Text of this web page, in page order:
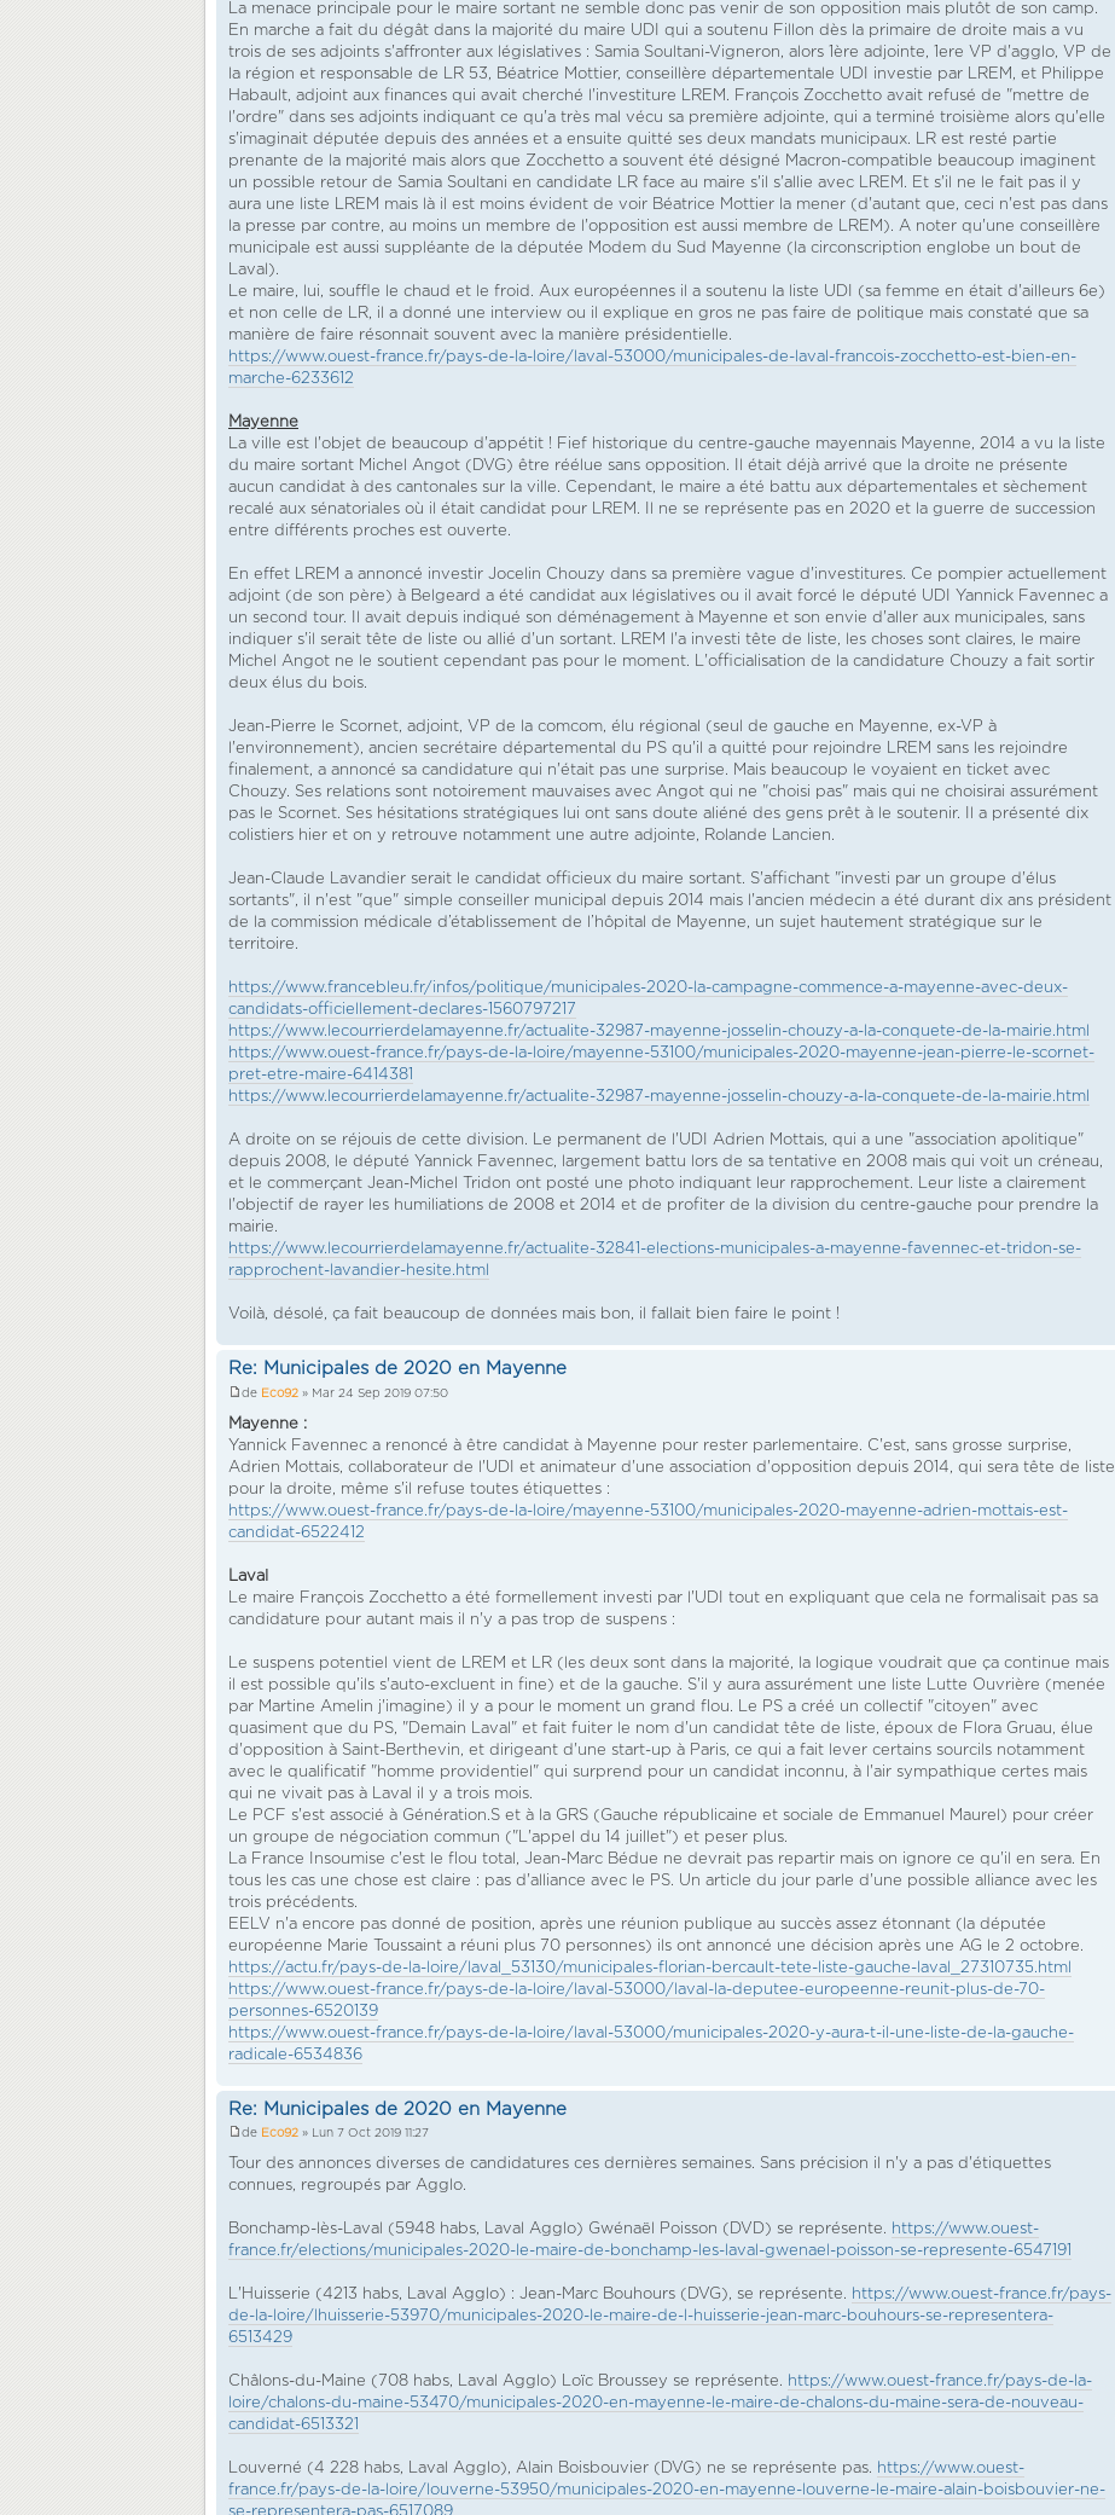
La menace principale pour le maire sortant ne semble donc pas venir de son opposition mais plutôt de son camp.
En marche a fait du dégât dans la majorité du maire UDI qui a soutenu Fillon dès la primaire de droite mais a vu
trois de ses adjoints s'affronter aux législatives : Samia Soultani-Vigneron, alors 1ère adjointe, 1ere VP d'agglo, VP de
la région et responsable de LR 53, Béatrice Mottier, conseillère départementale UDI investie par LREM, et Philippe
Habault, adjoint aux finances qui avait cherché l'investiture LREM. François Zocchetto avait refusé de "mettre de
l'ordre" dans ses adjoints indiquant ce qu'a très mal vécu sa première adjointe, qui a terminé troisième alors qu'elle
s'imaginait députée depuis des années et a ensuite quitté ses deux mandats municipaux. LR est resté partie
prenante de la majorité mais alors que Zocchetto a souvent été désigné Macron-compatible beaucoup imaginent
un possible retour de Samia Soultani en candidate LR face au maire s'il s'allie avec LREM. Et s'il ne le fait pas il y
aura une liste LREM mais là il est moins évident de voir Béatrice Mottier la mener (d'autant que, ceci n'est pas dans
la presse par contre, au moins un membre de l'opposition est aussi membre de LREM). A noter qu'une conseillère
municipale est aussi suppléante de la députée Modem du Sud Mayenne (la circonscription englobe un bout de
Laval).
Le maire, lui, souffle le chaud et le froid. Aux européennes il a soutenu la liste UDI (sa femme en était d'ailleurs 6e)
et non celle de LR, il a donné une interview ou il explique en gros ne pas faire de politique mais constaté que sa
manière de faire résonnait souvent avec la manière présidentielle.
https://www.ouest-france.fr/pays-de-la-loire/laval-53000/municipales-de-laval-francois-zocchetto-est-bien-en-
marche-6233612
Mayenne
La ville est l'objet de beaucoup d'appétit ! Fief historique du centre-gauche mayennais Mayenne, 2014 a vu la liste
du maire sortant Michel Angot (DVG) être réélue sans opposition. Il était déjà arrivé que la droite ne présente
aucun candidat à des cantonales sur la ville. Cependant, le maire a été battu aux départementales et sèchement
recalé aux sénatoriales où il était candidat pour LREM. Il ne se représente pas en 2020 et la guerre de succession
entre différents proches est ouverte.
En effet LREM a annoncé investir Jocelin Chouzy dans sa première vague d'investitures. Ce pompier actuellement
adjoint (de son père) à Belgeard a été candidat aux législatives ou il avait forcé le député UDI Yannick Favennec a
un second tour. Il avait depuis indiqué son déménagement à Mayenne et son envie d'aller aux municipales, sans
indiquer s'il serait tête de liste ou allié d'un sortant. LREM l'a investi tête de liste, les choses sont claires, le maire
Michel Angot ne le soutient cependant pas pour le moment. L'officialisation de la candidature Chouzy a fait sortir
deux élus du bois.
Jean-Pierre le Scornet, adjoint, VP de la comcom, élu régional (seul de gauche en Mayenne, ex-VP à
l'environnement), ancien secrétaire départemental du PS qu'il a quitté pour rejoindre LREM sans les rejoindre
finalement, a annoncé sa candidature qui n'était pas une surprise. Mais beaucoup le voyaient en ticket avec
Chouzy. Ses relations sont notoirement mauvaises avec Angot qui ne "choisi pas" mais qui ne choisirai assurément
pas le Scornet. Ses hésitations stratégiques lui ont sans doute aliéné des gens prêt à le soutenir. Il a présenté dix
colistiers hier et on y retrouve notamment une autre adjointe, Rolande Lancien.
Jean-Claude Lavandier serait le candidat officieux du maire sortant. S'affichant "investi par un groupe d'élus
sortants", il n'est "que" simple conseiller municipal depuis 2014 mais l'ancien médecin a été durant dix ans président
de la commission médicale d’établissement de l’hôpital de Mayenne, un sujet hautement stratégique sur le
territoire.
https://www.francebleu.fr/infos/politique/municipales-2020-la-campagne-commence-a-mayenne-avec-deux-
candidats-officiellement-declares-1560797217
https://www.lecourrierdelamayenne.fr/actualite-32987-mayenne-josselin-chouzy-a-la-conquete-de-la-mairie.html
https://www.ouest-france.fr/pays-de-la-loire/mayenne-53100/municipales-2020-mayenne-jean-pierre-le-scornet-
pret-etre-maire-6414381
https://www.lecourrierdelamayenne.fr/actualite-32987-mayenne-josselin-chouzy-a-la-conquete-de-la-mairie.html
A droite on se réjouis de cette division. Le permanent de l'UDI Adrien Mottais, qui a une "association apolitique"
depuis 2008, le député Yannick Favennec, largement battu lors de sa tentative en 2008 mais qui voit un créneau,
et le commerçant Jean-Michel Tridon ont posté une photo indiquant leur rapprochement. Leur liste a clairement
l'objectif de rayer les humiliations de 2008 et 2014 et de profiter de la division du centre-gauche pour prendre la
mairie.
https://www.lecourrierdelamayenne.fr/actualite-32841-elections-municipales-a-mayenne-favennec-et-tridon-se-
rapprochent-lavandier-hesite.html
Voilà, désolé, ça fait beaucoup de données mais bon, il fallait bien faire le point !
Re: Municipales de 2020 en Mayenne
de Eco92 » Mar 24 Sep 2019 07:50
Mayenne :
Yannick Favennec a renoncé à être candidat à Mayenne pour rester parlementaire. C'est, sans grosse surprise,
Adrien Mottais, collaborateur de l'UDI et animateur d'une association d'opposition depuis 2014, qui sera tête de liste
pour la droite, même s'il refuse toutes étiquettes :
https://www.ouest-france.fr/pays-de-la-loire/mayenne-53100/municipales-2020-mayenne-adrien-mottais-est-
candidat-6522412
Laval
Le maire François Zocchetto a été formellement investi par l'UDI tout en expliquant que cela ne formalisait pas sa
candidature pour autant mais il n'y a pas trop de suspens :
Le suspens potentiel vient de LREM et LR (les deux sont dans la majorité, la logique voudrait que ça continue mais
il est possible qu'ils s'auto-excluent in fine) et de la gauche. S'il y aura assurément une liste Lutte Ouvrière (menée
par Martine Amelin j'imagine) il y a pour le moment un grand flou. Le PS a créé un collectif "citoyen" avec
quasiment que du PS, "Demain Laval" et fait fuiter le nom d'un candidat tête de liste, époux de Flora Gruau, élue
d'opposition à Saint-Berthevin, et dirigeant d'une start-up à Paris, ce qui a fait lever certains sourcils notamment
avec le qualificatif "homme providentiel" qui surprend pour un candidat inconnu, à l'air sympathique certes mais
qui ne vivait pas à Laval il y a trois mois.
Le PCF s'est associé à Génération.S et à la GRS (Gauche républicaine et sociale de Emmanuel Maurel) pour créer
un groupe de négociation commun ("L'appel du 14 juillet") et peser plus.
La France Insoumise c'est le flou total, Jean-Marc Bédue ne devrait pas repartir mais on ignore ce qu'il en sera. En
tous les cas une chose est claire : pas d'alliance avec le PS. Un article du jour parle d'une possible alliance avec les
trois précédents.
EELV n'a encore pas donné de position, après une réunion publique au succès assez étonnant (la députée
européenne Marie Toussaint a réuni plus 70 personnes) ils ont annoncé une décision après une AG le 2 octobre.
https://actu.fr/pays-de-la-loire/laval_53130/municipales-florian-bercault-tete-liste-gauche-laval_27310735.html
https://www.ouest-france.fr/pays-de-la-loire/laval-53000/laval-la-deputee-europeenne-reunit-plus-de-70-
personnes-6520139
https://www.ouest-france.fr/pays-de-la-loire/laval-53000/municipales-2020-y-aura-t-il-une-liste-de-la-gauche-
radicale-6534836
Re: Municipales de 2020 en Mayenne
de Eco92 » Lun 7 Oct 2019 11:27
Tour des annonces diverses de candidatures ces dernières semaines. Sans précision il n'y a pas d'étiquettes
connues, regroupés par Agglo.
Bonchamp-lès-Laval (5948 habs, Laval Agglo) Gwénaël Poisson (DVD) se représente. https://www.ouest-
france.fr/elections/municipales-2020-le-maire-de-bonchamp-les-laval-gwenael-poisson-se-represente-6547191
L'Huisserie (4213 habs, Laval Agglo) : Jean-Marc Bouhours (DVG), se représente. https://www.ouest-france.fr/pays-
de-la-loire/lhuisserie-53970/municipales-2020-le-maire-de-l-huisserie-jean-marc-bouhours-se-representera-
6513429
Châlons-du-Maine (708 habs, Laval Agglo) Loïc Broussey se représente. https://www.ouest-france.fr/pays-de-la-
loire/chalons-du-maine-53470/municipales-2020-en-mayenne-le-maire-de-chalons-du-maine-sera-de-nouveau-
candidat-6513321
Louverné (4 228 habs, Laval Agglo), Alain Boisbouvier (DVG) ne se représente pas. https://www.ouest-
france.fr/pays-de-la-loire/louverne-53950/municipales-2020-en-mayenne-louverne-le-maire-alain-boisbouvier-ne-